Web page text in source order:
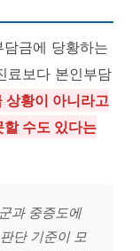
금에 당황하는
료보다 본인부담
상황이 아니라고
수도 있다는
과 중증도에
단 기준이 모